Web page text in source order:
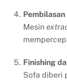
Mesin
Finishing
Sofa diberi